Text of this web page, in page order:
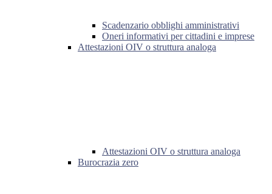
Scadenzario obblighi amministrativi
Oneri informativi per cittadini e imprese
Attestazioni OIV o struttura analoga
Attestazioni OIV o struttura analoga
Burocrazia zero